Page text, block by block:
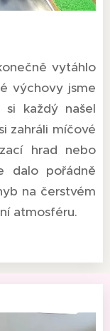
vytáhlo
výchovy jsme
si každý našel
zahráli míčové
hrad nebo
dalo pořádně
na čerstvém
atmosféru.